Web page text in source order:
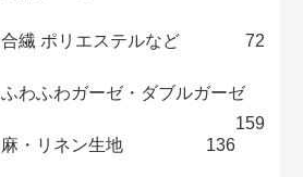
合繊 ポリエステルなど 72
ふわふわガーゼ・ダブルガーゼ
159
麻・リネン生地
136